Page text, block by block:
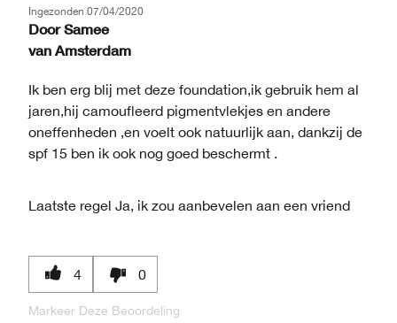
Ingezonden 07/04/2020
Door Samee
van Amsterdam
Ik ben erg blij met deze foundation,ik gebruik hem al
jaren,hij camoufleerd pigmentvlekjes en andere
oneffenheden ,en voelt ook natuurlijk aan, dankzij de
spf 15 ben ik ook nog goed beschermt .
Laatste regel Ja, ik zou aanbevelen aan een vriend
4 0
Markeer Deze Beoordeling